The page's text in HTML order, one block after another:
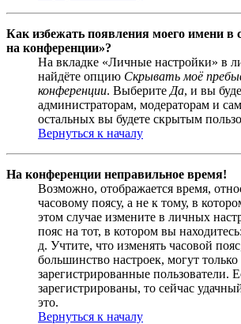
Как избежать появления моего имени в
на конференции»?
На вкладке «Личные настройки» в
найдёте опцию Скрывать моё
конференции. Выберите Да, и вы
администраторам, модераторам и
остальных вы будете скрытым
Вернуться к началу
На конференции неправильное время!
Возможно, отображается время,
часовому поясу, а не к тому, в
этом случае измените в личных
пояс на тот, в котором вы
д. Учтите, что изменять часовой
большинство настроек, могут только
зарегистрированные пользователи.
зарегистрированы, то сейчас
это.
Вернуться к началу